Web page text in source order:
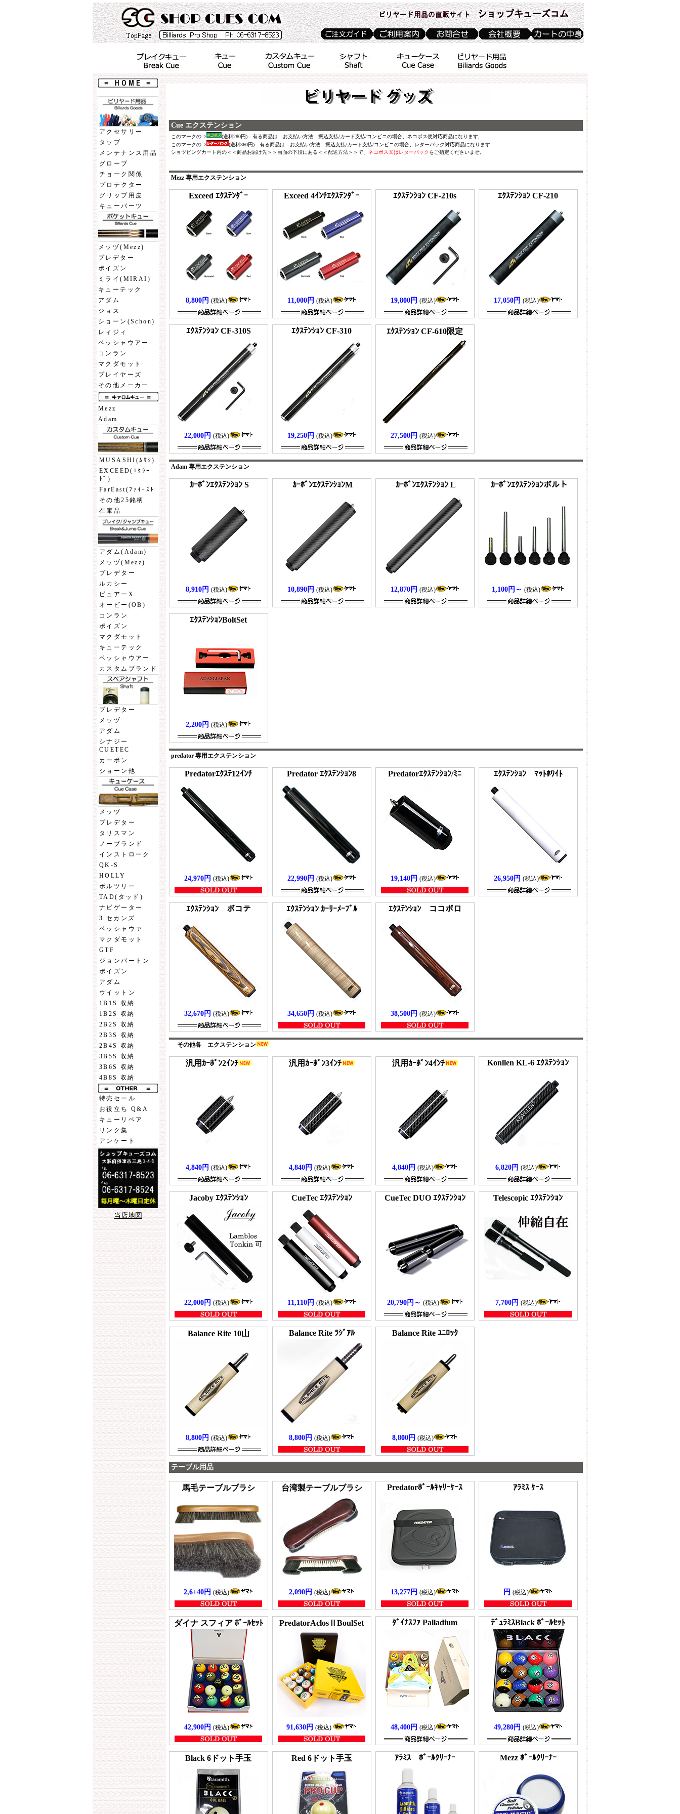
アクセサリー
タップ
メンテナンス用品
グローブ
チョーク関係
プロテクター
グリップ用皮
キューパーツ
メッヅ(Mezz)
プレデター
ポイズン
ミライ(MIRAI)
キューテック
アダム
ジョス
ショーン(Schon)
レィジィ
ペッシャウアー
コンラン
マクダモット
プレイヤーズ
その他メーカー
Mezz
Adam
MUSASHI(ﾑｻｼ)
EXCEED(ｴｸｼｰ
ﾄﾞ)
FarEast(ﾌｧｲｰｽﾄ
その他25銘柄
在庫品
アダム(Adam)
メッヅ(Mezz)
プレデター
ルカシー
ピュアーX
オービー(OB)
コンラン
ポイズン
マクダモット
キューテック
ペッシャウアー
カスタムブランド
プレデター
メッヅ
アダム
シナジー
CUETEC
カーボン
ショーン他
メッヅ
プレデター
タリスマン
ノーブランド
インストローク
QK-S
HOLLY
ボルツリー
TAD(タッド)
ナビゲーター
3 セカンズ
ペッシャウァ
マクダモット
GTF
ジョンバートン
ポイズン
アダム
ウイットン
1B1S 収納
1B2S 収納
2B2S 収納
2B3S 収納
2B4S 収納
3B5S 収納
3B6S 収納
4B8S 収納
特売セール
お役立ち Q&A
キューリペア
リンク集
アンケート
当店地図
Cue エクステンション
このマークの⇒
(送料280円) 有る商品は お支払い方法 振込支払/カード支払/コンビニの場合、ネコポス便対応商品になります,
このマークの⇒
(送料360円) 有る商品は お支払い方法 振込支払/カード支払/コンビニの場合、レターパック対応商品になります,
ショツピングカート内の＜＜商品お届け先＞＞画面の下段にある＜＜配送方法＞＞で、 ネコポス又はレターパックをご指定くださいませ。
Mezz 専用エクステンション
Exceed ｴｸｽﾃﾝﾀﾞｰ
8,800円 (税込)
Exceed 4ｲﾝﾁｴｸｽﾃﾝﾀﾞｰ
11,000円 (税込)
ｴｸｽﾃﾝｼｮﾝ CF-210s
19,800円 (税込)
ｴｸｽﾃﾝｼｮﾝ CF-210
17,050円 (税込)
ｴｸｽﾃﾝｼｮﾝ CF-310S
22,000円 (税込)
ｴｸｽﾃﾝｼｮﾝ CF-310
19,250円 (税込)
ｴｸｽﾃﾝｼｮﾝ CF-610限定
27,500円 (税込)
Adam 専用エクステンション
ｶｰﾎﾞﾝｴｸｽﾃﾝｼｮﾝ S
8,910円 (税込)
ｶｰﾎﾞﾝｴｸｽﾃﾝｼｮﾝM
10,890円 (税込)
ｶｰﾎﾞﾝｴｸｽﾃﾝｼｮﾝ L
12,870円 (税込)
ｶｰﾎﾞﾝｴｸｽﾃﾝｼｮﾝボルト
1,100円～ (税込)
ｴｸｽﾃﾝｼｮﾝBoltSet
2,200円 (税込)
predator 専用エクステンション
Predatorｴｸｽﾃ12ｲﾝﾁ
24,970円 (税込)
Predator ｴｸｽﾃﾝｼｮﾝ8
22,990円 (税込)
Predatorｴｸｽﾃﾝｼｮﾝ/ﾐﾆ
19,140円 (税込)
ｴｸｽﾃﾝｼｮﾝ ﾏｯﾄﾎﾜｲﾄ
26,950円 (税込)
ｴｸｽﾃﾝｼｮﾝ ボコテ
32,670円 (税込)
ｴｸｽﾃﾝｼｮﾝ ｶｰﾘｰﾒｰﾌﾟﾙ
34,650円 (税込)
ｴｸｽﾃﾝｼｮﾝ ココボロ
38,500円 (税込)
その他各 エクステンション
汎用ｶｰﾎﾞﾝ2ｲﾝﾁ
4,840円 (税込)
汎用ｶｰﾎﾞﾝ3ｲﾝﾁ
4,840円 (税込)
汎用ｶｰﾎﾞﾝ4ｲﾝﾁ
4,840円 (税込)
Konllen KL-6 ｴｸｽﾃﾝｼｮﾝ
6,820円 (税込)
Jacoby ｴｸｽﾃﾝｼｮﾝ
22,000円 (税込)
CueTec ｴｸｽﾃﾝｼｮﾝ
11,110円 (税込)
CueTec DUO ｴｸｽﾃﾝｼｮﾝ
20,790円～ (税込)
Telescopic ｴｸｽﾃﾝｼｮﾝ
7,700円 (税込)
Balance Rite 10山
8,800円 (税込)
Balance Rite ﾗｼﾞｱﾙ
8,800円 (税込)
Balance Rite ﾕﾆﾛｯｸ
8,800円 (税込)
テーブル用品
馬毛テーブルブラシ
2,6+40円 (税込)
台湾製テーブルブラシ
2,090円 (税込)
Predatorﾎﾞｰﾙｷｬﾘｰｹｰｽ
13,277円 (税込)
ｱﾗﾐｽ ｹｰｽ
円 (税込)
ダイナ スフィア ﾎﾞｰﾙｾｯﾄ
42,900円 (税込)
PredatorAclosⅡBoulSet
91,630円 (税込)
ﾀﾞｲﾅｽﾌｧ Palladium
48,400円 (税込)
ﾃﾞｭﾗﾐｽBlack ﾎﾞｰﾙｾｯﾄ
49,280円 (税込)
Black 6ドット手玉 Red 6ドット手玉 ｱﾗﾐｽ ﾎﾞｰﾙｸﾘｰﾅｰ Mezz ﾎﾞｰﾙｸﾘｰﾅｰ